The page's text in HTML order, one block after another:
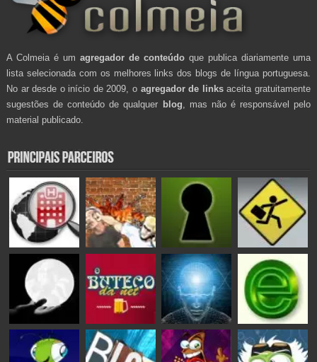
A Colmeia é um agregador de conteúdo que publica diariamente uma
lista selecionada com os melhores links dos blogs de língua portuguesa.
No ar desde o início de 2009, o agregador de linksaceita gratuitamente
sugestões de conteúdo de qualquer blog , mas não é responsável pelo
material publicado.